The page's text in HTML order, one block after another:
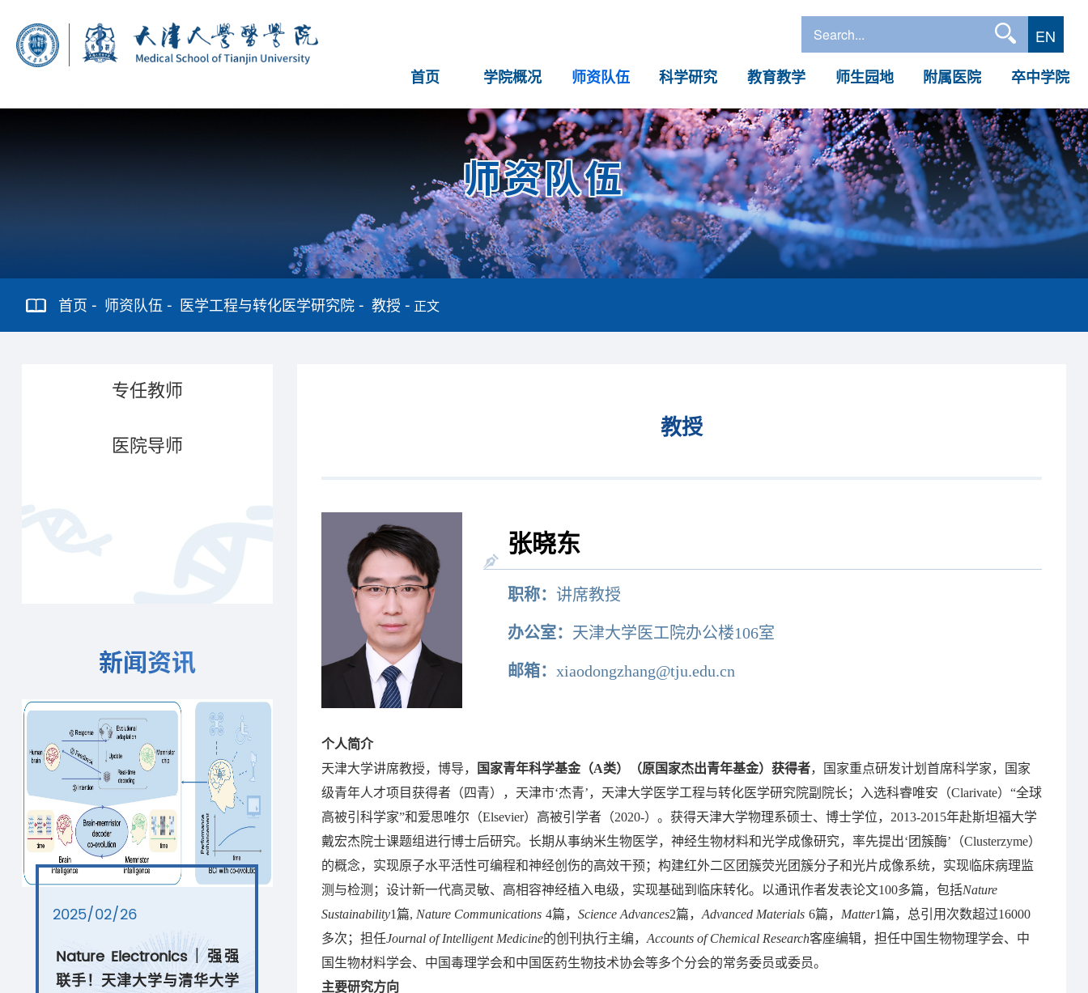
EN
首页
学院概况 师资队伍 科学研究 教育教学 师生园地 附属医院 卒中学院
师资队伍
首页 师资队伍 医学工程与转化医学研究院 教授 正文
教授
张晓东
职称： 讲席教授
办公室： 天津大学医工院办公楼106室
邮箱： xiaodongzhang@tju.edu.cn
个人简介
天津大学讲席教授，博导， 国家青年科学基金（A类）（原国家杰出青年基金）获得者，国家重点研发计划首席科学家，国家
级青年人才项目获得者（四青），天津市‘杰青’，天津大学医学工程与转化医学研究院副院长；入选科睿唯安（Clarivate）“全球
高被引科学家”和爱思唯尔（Elsevier）高被引学者（2020-）。获得天津大学物理系硕士、博士学位，2013-2015年赴斯坦福大学
戴宏杰院士课题组进行博士后研究。长期从事纳米生物医学，神经生物材料和光学成像研究，率先提出‘团簇酶’（Clusterzyme）
的概念，实现原子水平活性可编程和神经创伤的高效干预；构建红外二区团簇荧光团簇分子和光片成像系统，实现临床病理监
测与检测；设计新一代高灵敏、高相容神经植入电级，实现基础到临床转化。以通讯作者发表论文100多篇，包括Nature
Sustainability1篇, Nature Communications 4篇， Science Advances2篇， Advanced Materials 6篇， Matter1篇，总引用次数超过16000
多次；担任Journal of Intelligent Medicine的创刊执行主编， Accounts of Chemical Research客座编辑，担任中国生物物理学会、中
国生物材料学会、中国毒理学会和中国医药生物技术协会等多个分会的常务委员或委员。
主要研究方向
专任教师
医院导师
新闻资讯
2025/02/26
Nature Electronics｜强强
联手！天津大学与清华大学